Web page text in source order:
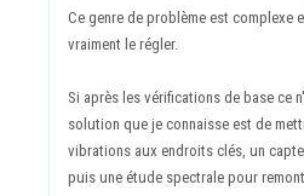
Ce genre de problème est complexe
vraiment le régler.
Si après les vérifications de base ce
solution que je connaisse est de
vibrations aux endroits clés, un
puis une étude spectrale pour